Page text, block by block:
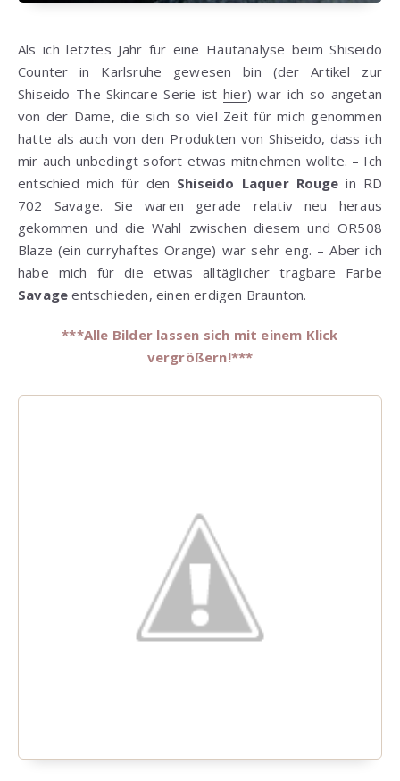
Als ich letztes Jahr für eine Hautanalyse beim Shiseido
Counter in Karlsruhe gewesen bin (der Artikel zur
Shiseido The Skincare Serie ist hier) war ich so angetan
von der Dame, die sich so viel Zeit für mich genommen
hatte als auch von den Produkten von Shiseido, dass ich
mir auch unbedingt sofort etwas mitnehmen wollte. – Ich
entschied mich für den Shiseido Laquer Rougein RD
702 Savage. Sie waren gerade relativ neu heraus
gekommen und die Wahl zwischen diesem und OR508
Blaze (ein curryhaftes Orange) war sehr eng. – Aber ich
habe mich für die etwas alltäglicher tragbare Farbe
Savage entschieden, einen erdigen Braunton.
***Alle Bilder lassen sich mit einem Klick
vergrößern!***